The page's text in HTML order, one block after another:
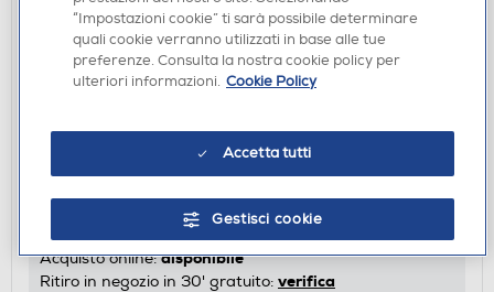
IP CAMERA
IMOU - Telecamera da esterno CRUISER 2C 2K-
bianco
Acquisto online:disponibile
Ritiro in negozio in 30' gratuito: verifica
“Impostazioni cookie” ti sarà possibile determinare
quali cookie verranno utilizzati in base alle tue
preferenze. Consulta la nostra cookie policy per
ulteriori informazioni. Cookie Policy
Accetta tutti
Gestisci cookie